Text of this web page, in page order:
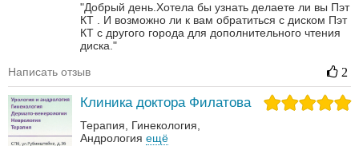
"Добрый день.Хотела бы узнать делаете ли вы Пэт
КТ . И возможно ли к вам обратиться с диском Пэт
КТ с другого города для дополнительного чтения
диска."
Написать отзыв 2
Клиника доктора Филатова
Терапия
Гинекология
Андрология‎ ещё